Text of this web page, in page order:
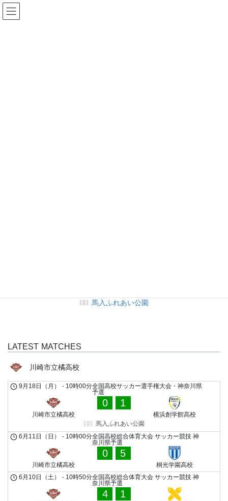
コ
ン
ナ
ビ
馬入ふれあい公園
LATEST MATCHES
川崎市立橘高校
全国高校サッカー選手権大会・神奈川県
予選
9月18日（月） - 10時00分
川崎市立橘高校
0 1
横浜創学館高校
馬入ふれあい公園
全国高校総合体育大会 サッカー競技 神
奈川県予選
6月11日（日） - 10時00分
川崎市立橘高校
0 5
桐光学園高校
全国高校総合体育大会 サッカー競技 神
奈川県予選
6月10日（土） - 10時50分
4 1